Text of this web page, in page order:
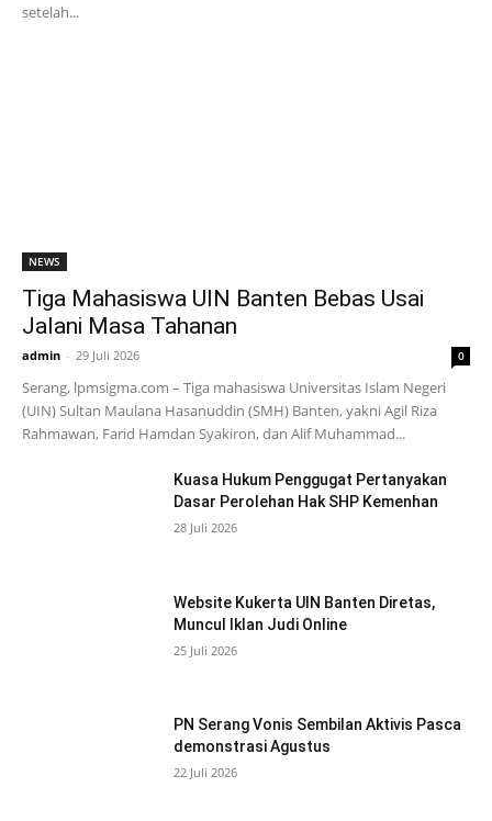
setelah...
NEWS
Tiga Mahasiswa UIN Banten Bebas Usai
Jalani Masa Tahanan
admin - 29 Juli 2026 0
Serang, lpmsigma.com – Tiga mahasiswa Universitas Islam Negeri
(UIN) Sultan Maulana Hasanuddin (SMH) Banten, yakni Agil Riza
Rahmawan, Farid Hamdan Syakiron, dan Alif Muhammad...
Kuasa Hukum Penggugat Pertanyakan
Dasar Perolehan Hak SHP Kemenhan
28 Juli 2026
Website Kukerta UIN Banten Diretas,
Muncul Iklan Judi Online
25 Juli 2026
PN Serang Vonis Sembilan Aktivis Pasca
demonstrasi Agustus
22 Juli 2026